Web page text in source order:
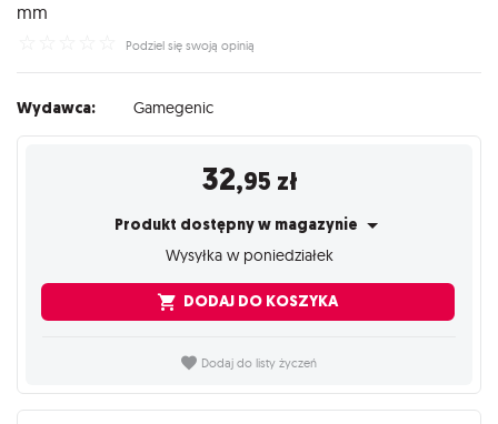
mm
Podziel się swoją opinią
Wydawca: Gamegenic
32,95 zł
Produkt dostępny w magazynie
Wysyłka w poniedziałek
DODAJ DO KOSZYKA
Dodaj do listy życzeń